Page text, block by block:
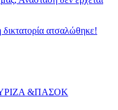
ατσαλώθηκε!
ΣΥΡΙΖΑ &ΠΑΣΟΚ